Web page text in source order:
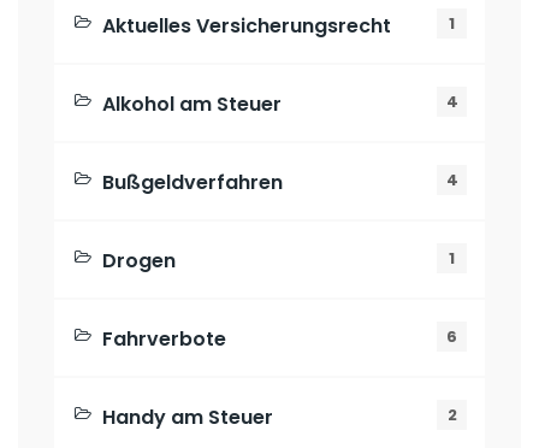
Aktuelles Versicherungsrecht 1
Alkohol am Steuer 4
Bußgeldverfahren 4
Drogen 1
Fahrverbote 6
Handy am Steuer 2